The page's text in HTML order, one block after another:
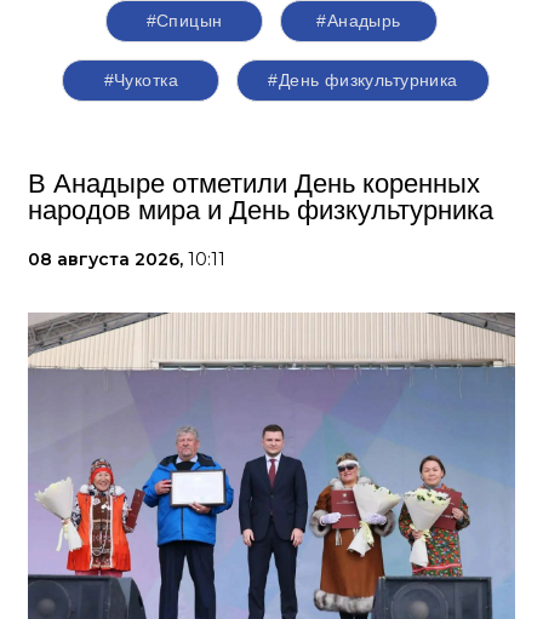
#Спицын #Анадырь
#Чукотка #День физкультурника
В Анадыре отметили День коренных
народов мира и День физкультурника
08 августа 2026, 10:11